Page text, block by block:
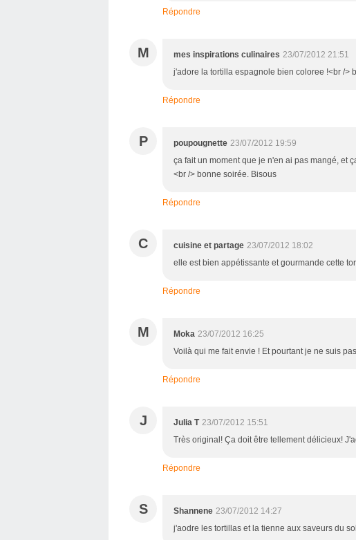
Répondre
M mes inspirations culinaires 23/07/2012 21:51
j'adore la tortilla espagnole bien coloree !<br />
Répondre
P poupougnette 23/07/2012 19:59
ça fait un moment que je n'en ai pas mangé, et
<br /> bonne soirée. Bisous
Répondre
C cuisine et partage 23/07/2012 18:02
elle est bien appétissante et gourmande cette
Répondre
M Moka 23/07/2012 16:25
Voilà qui me fait envie ! Et pourtant je ne suis
Répondre
J Julia T 23/07/2012 15:51
Très original! Ça doit être tellement délicieux!
Répondre
S Shannene 23/07/2012 14:27
j'aodre les tortillas et la tienne aux saveurs du